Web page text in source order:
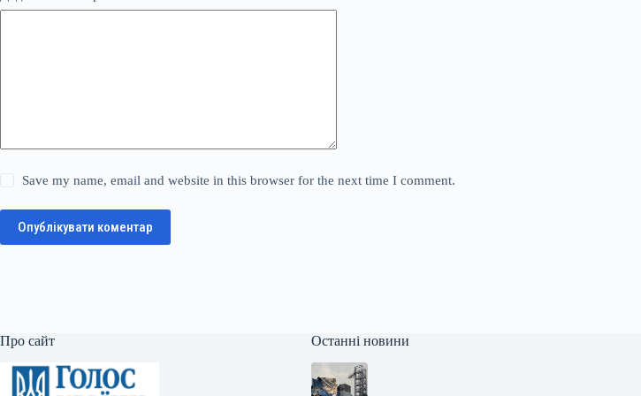
Save my name, email and website in this browser for the next time I comment.
Опублікувати коментар
Про сайт Останні новини